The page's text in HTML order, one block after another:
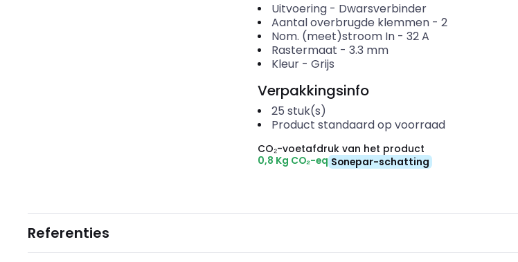
Uitvoering- Dwarsverbinder
Aantal overbrugde klemmen- 2
Nom. (meet)stroom In- 32A
Rastermaat - 3.3 mm
Kleur- Grijs
Verpakkingsinfo
25 stuk(s)
Product standaard op voorraad
CO₂-voetafdruk van het product
0,8 Kg CO₂-eq Sonepar-schatting
Referenties